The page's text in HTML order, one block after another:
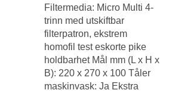
Filtermedia: Micro Multi 4-
trinn med utskiftbar
filterpatron, ekstrem
homofil test eskorte pike
holdbarhet Mål mm (L x H x
B): 220 x 270 x 100 Tåler
maskinvask: Ja Ekstra